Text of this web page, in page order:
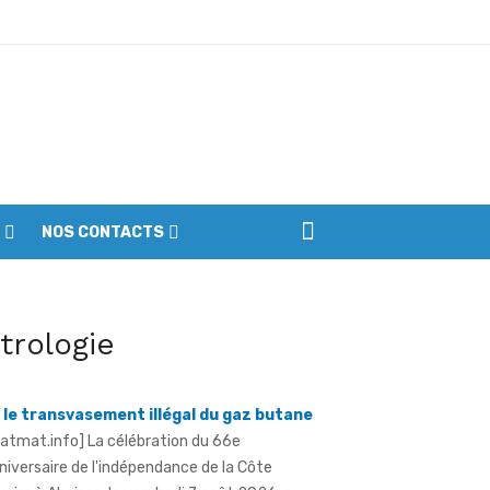
du parc
NOS CONTACTS
le transvasement illégal du gaz butane
à Aboisso, le vendredi 7 août 2026, a ...